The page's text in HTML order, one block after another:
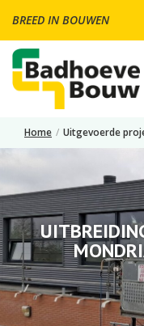
BREED IN BOUWEN
Home / Uitgevoerde
Uitbreiding Kindcentrum